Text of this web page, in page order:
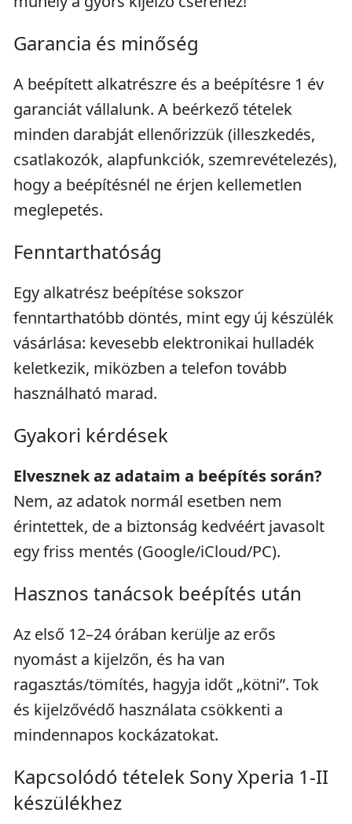
Garancia és minőség
A beépített alkatrészre és a beépítésre 1 év
garanciát vállalunk. A beérkező tételek
minden darabját ellenőrizzük (illeszkedés,
csatlakozók, alapfunkciók, szemrevételezés),
hogy a beépítésnél ne érjen kellemetlen
meglepetés.
Fenntarthatóság
Egy alkatrész beépítése sokszor
fenntarthatóbb döntés, mint egy új készülék
vásárlása: kevesebb elektronikai hulladék
keletkezik, miközben a telefon tovább
használható marad.
Gyakori kérdések
Elvesznek az adataim a beépítés során?
Nem, az adatok normál esetben nem
érintettek, de a biztonság kedvéért javasolt
egy friss mentés (Google/iCloud/PC).
Hasznos tanácsok beépítés után
Az első 12–24 órában kerülje az erős
nyomást a kijelzőn, és ha van
ragasztás/tömítés, hagyja időt „kötni”. Tok
és kijelzővédő használata csökkenti a
mindennapos kockázatokat.
Kapcsolódó tételek Sony Xperia 1-II
készülékhez